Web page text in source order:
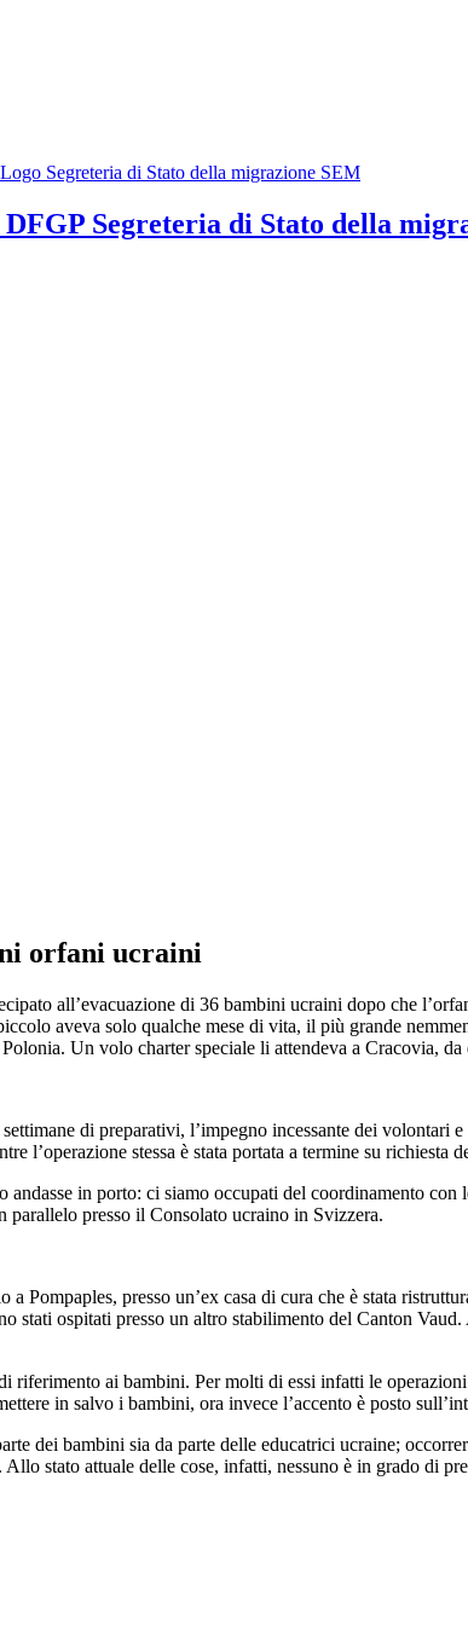
Segreteria di Stato della
orfani ucraini
all’evacuazione di 36 bambini ucraini dopo che
aveva solo qualche mese di vita, il più grande
Un volo charter speciale li attendeva a Cracovia,
di preparativi, l’impegno incessante dei
l’operazione stessa è stata portata a termine su
in porto: ci siamo occupati del coordinamento
presso il Consolato ucraino in Svizzera.
Pompaples, presso un’ex casa di cura che è stata
stati ospitati presso un altro stabilimento del Canton
ai bambini. Per molti di essi infatti le
in salvo i bambini, ora invece l’accento è posto
dei bambini sia da parte delle educatrici ucraine;
stato attuale delle cose, infatti, nessuno è in grado di